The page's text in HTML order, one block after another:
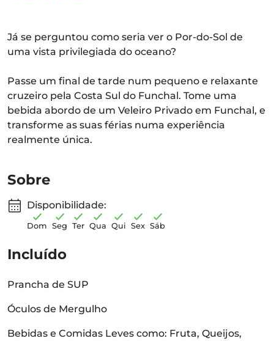
Já se perguntou como seria ver o Por-do-Sol de
uma vista privilegiada do oceano?
Passe um final de tarde num pequeno e relaxante
cruzeiro pela Costa Sul do Funchal. Tome uma
bebida abordo de um Veleiro Privado em Funchal, e
transforme as suas férias numa experiência
realmente única.
Sobre
Disponibilidade:
Dom Seg Ter Qua Qui Sex Sáb
Incluído
Prancha de SUP
Óculos de Mergulho
Bebidas e Comidas Leves como: Fruta, Queijos,